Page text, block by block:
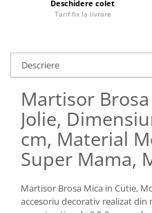
Motoare granulatoare
Tocatoare furaje si crengi
Tocatoare furaje
Consumabile si acesorii
Tocatoare crengi
Motocoase, Trimmere si
tuns gazon
Motocositori cu motoare 2T
Masini de tuns gazon pe
Deschidere colet
Tarif fix la livrare
Descriere
Martisor
Jolie,
cm, Material
Super Mama,
Martisor Brosa Mica in Cutie,
accesoriu decorativ realizat din